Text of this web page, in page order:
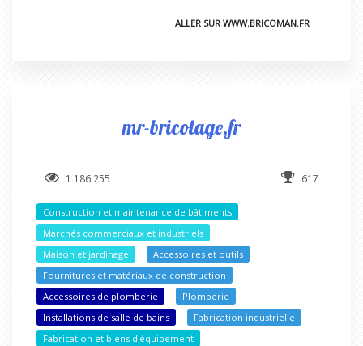
ALLER SUR WWW.BRICOMAN.FR
mr-bricolage.fr
1 186 255 617
Construction et maintenance de bâtiments
Marchés commerciaux et industriels
Maison et jardinage
Accessoires et outils
Fournitures et matériaux de construction
Accessoires de plomberie
Plomberie
Installations de salle de bains
Fabrication industrielle
Fabrication et biens d'équipement